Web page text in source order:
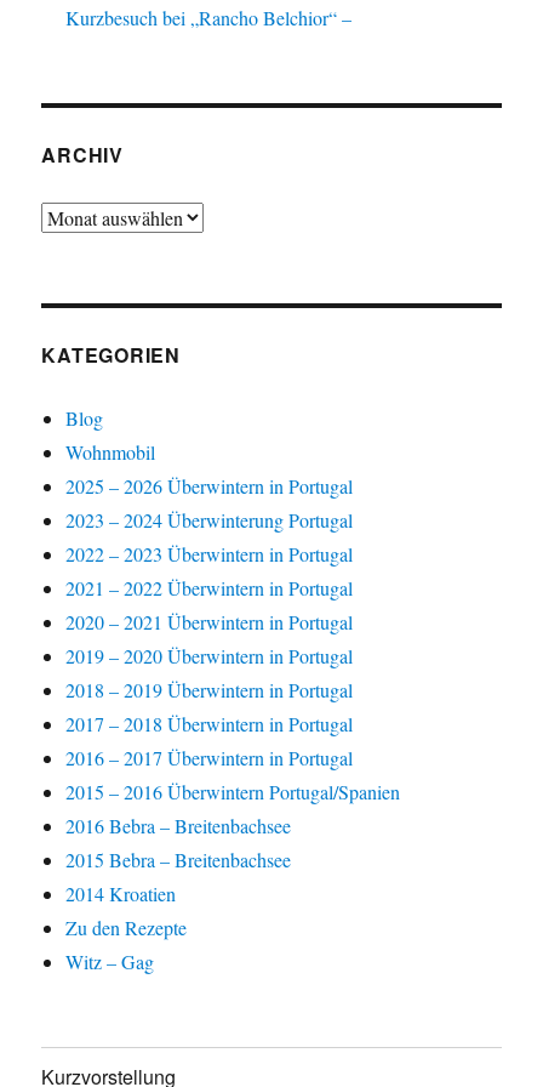
Kurzbesuch bei „Rancho Belchior“ –
ARCHIV
Archiv
KATEGORIEN
Blog
Wohnmobil
2025 – 2026 Überwintern in Portugal
2023 – 2024 Überwinterung Portugal
2022 – 2023 Überwintern in Portugal
2021 – 2022 Überwintern in Portugal
2020 – 2021 Überwintern in Portugal
2019 – 2020 Überwintern in Portugal
2018 – 2019 Überwintern in Portugal
2017 – 2018 Überwintern in Portugal
2016 – 2017 Überwintern in Portugal
2015 – 2016 Überwintern Portugal/Spanien
2016 Bebra – Breitenbachsee
2015 Bebra – Breitenbachsee
2014 Kroatien
Zu den Rezepte
Witz – Gag
Kurzvorstellung